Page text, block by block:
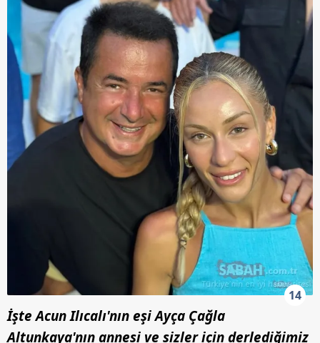
14
İşte Acun Ilıcalı'nın eşi Ayça Çağla
Altunkaya'nın annesi ve sizler için derlediğimiz